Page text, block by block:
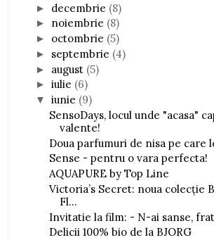
► decembrie (8)
► noiembrie (8)
► octombrie (5)
► septembrie (4)
► august (5)
►iulie (6)
▼iunie (9)
SensoDays, locul unde "acasa"
valente!
Doua parfumuri de nisa pe care
Sense - pentru o vara perfecta!
AQUAPURE by Top Line
Victoria’s Secret: noua colecție
Fl...
Invitatie la film: - N-ai sanse,
Delicii 100% bio de la BJORG